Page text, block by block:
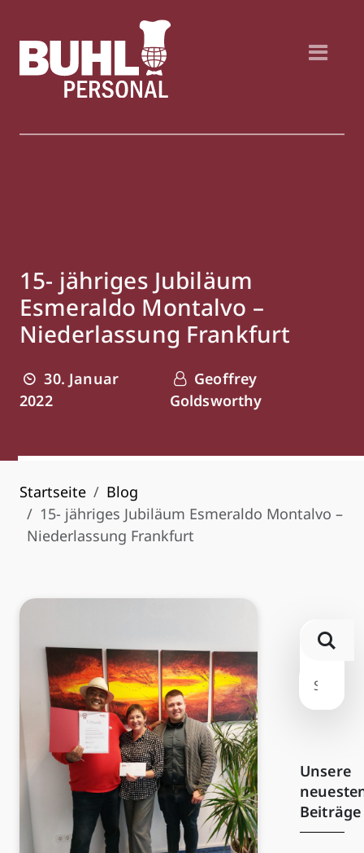
15- jähriges Jubiläum
Esmeraldo Montalvo –
Niederlassung Frankfurt
30. Januar
2022
Geoffrey
Goldsworthy
Startseite
Blog
15- jähriges Jubiläum Esmeraldo Montalvo –
Niederlassung Frankfurt
Unsere
Beiträge